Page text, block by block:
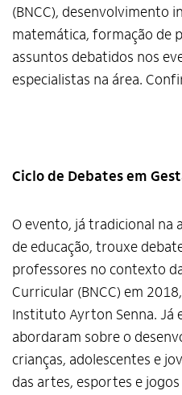
(BNCC), desenvolvimento
matemática, formação de
assuntos debatidos nos
especialistas na área.
Ciclo de Debates em
O evento, já tradicional na
de educação, trouxe
professores no contexto
Curricular (BNCC) em
Instituto Ayrton Senna. Já
abordaram sobre o
crianças, adolescentes e
das artes, esportes e